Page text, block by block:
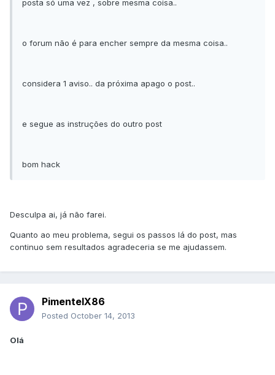
posta só uma vez , sobre mesma coisa..
o forum não é para encher sempre da mesma coisa..
considera 1 aviso.. da próxima apago o post..
e segue as instruções do outro post
bom hack
Desculpa ai, já não farei.
Quanto ao meu problema, segui os passos lá do post, mas
continuo sem resultados agradeceria se me ajudassem.
PimentelX86
Posted October 14, 2013
Olá